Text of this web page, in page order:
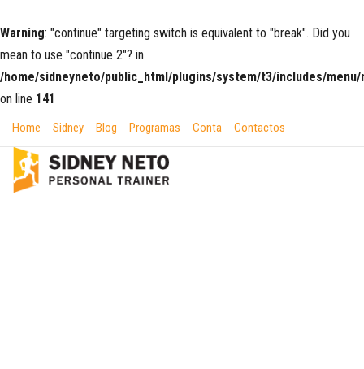
Warning: "continue" targeting switch is equivalent to "break". Did you
mean to use "continue 2"? in
/home/sidneyneto/public_html/plugins/system/t3/includes/menu/
on line 141
Home Sidney Blog Programas Conta Contactos